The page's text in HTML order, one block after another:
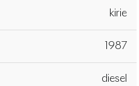
kirie
1987
diesel